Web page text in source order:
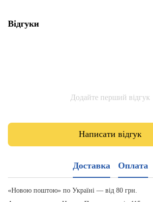
Відгуки
Додайте перший відгук
Написати відгук
Доставка Оплата
«Новою поштою» по Україні — від 80 грн.